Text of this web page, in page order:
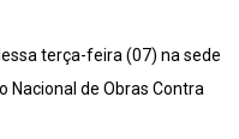
terça-feira (07) na sede
Nacional de Obras Contra